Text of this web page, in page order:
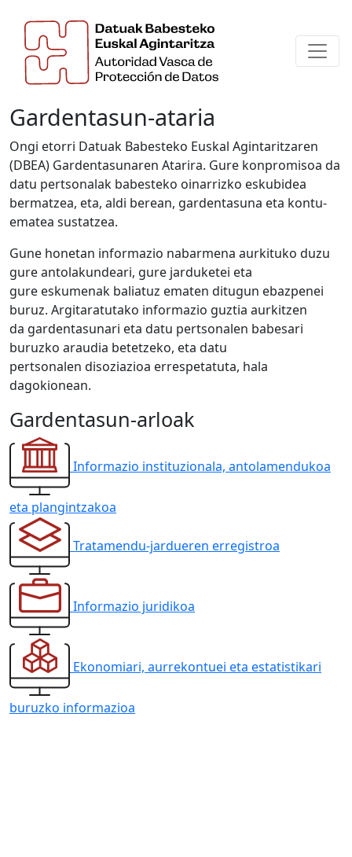
Gardentasun-ataria
Ongi etorri Datuak Babesteko Euskal Agintaritzaren
(DBEA) Gardentasunaren Atarira. Gure konpromisoa da
datu pertsonalak babesteko oinarrizko eskubidea
bermatzea, eta, aldi berean, gardentasuna eta kontu-
ematea sustatzea.
Gune honetan informazio nabarmena aurkituko duzu
gure antolakundeari, gure jarduketei eta
gure eskumenak baliatuz ematen ditugun ebazpenei
buruz. Argitaratutako informazio guztia aurkitzen
da gardentasunari eta datu pertsonalen babesari
buruzko araudia betetzeko, eta datu
pertsonalen disoziazioa errespetatuta, hala
dagokionean.
Gardentasun-arloak
Informazio instituzionala, antolamendukoa
eta plangintzakoa
Tratamendu-jardueren erregistroa
Informazio juridikoa
Ekonomiari, aurrekontuei eta estatistikari
buruzko informazioa